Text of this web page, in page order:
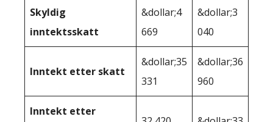
Skyldig
inntektsskatt
&dollar;4
669
&dollar;3
040
Inntekt etter skatt
&dollar;35
331
&dollar;36
960
Inntekt etter